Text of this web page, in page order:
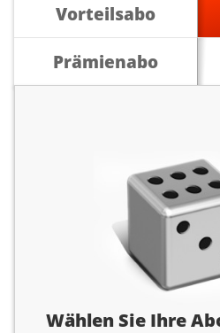
Vorteilsabo
Prämienabo
Abolaufzeit
Wählen Sie Ihre